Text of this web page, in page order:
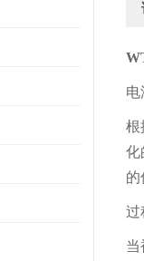
电
根
化
的
过
当